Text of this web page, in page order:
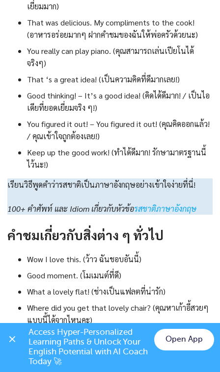
เยี่ยมมาก)
That was delicious. My compliments to the cook!
(อาหารอร่อยมากๆ ฝากคำชมของฉันให้พ่อครัวด้วยนะ)
You really can play piano. (คุณสามารถเล่นเปียโนได้
จริงๆ)
That ‘s a great idea! (เป็นความคิดที่ดีมากเลย!)
Good thinking! – It’s a good idea! (คิดได้ดีมาก! / เป็นไอ
เดียที่ยอดเยี่ยมจริง ๆ!)
You figured it out! – You figured it out! (คุณคิดออกแล้ว!
/ คุณเข้าใจถูกต้องเลย!)
Keep up the good work! (ทำได้ดีมาก! รักษามาตรฐานนี้
ไว้นะ!)
เรียนวิธีพูดคำว่ารสชาติเป็นภาษาอังกฤษอย่างเข้าใจง่ายที่นี่!
100+ คำศัพท์ และ Idiom เกี่ยวกับหัวข้อรสชาติภาษาอังกฤษ
คำชมเกี่ยวกับสิ่งต่าง ๆ ทั่วไป
Wow I love this. (ว้าว ฉันชอบอันนี้)
Good moment. (โมเมนต์ที่ดี)
What a lovely flat! (ช่างเป็นแฟลตที่น่ารัก)
Where did you get that lovely chair? (คุณหาเก้าอี้สวยๆ
แบบนี้ได้จากไหนคะ)
I love the way you decorate your room, it’s nice! (ฉัน
ชอบการตกแต่งห้องนี้ของคุณ มันสวยจริงๆ)
Wow, your new car looks so fantastic! (รถใหม่ของคุณดู
Chat on LINE
Access Hyper-Personalized
Learning Paths & Unlock Your
English Potential with AI Coach
Today 🚀
Open App